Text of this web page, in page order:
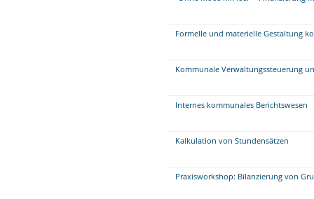
Formelle und materielle Gestaltung
Kommunale Verwaltungssteuerung
Internes kommunales Berichtswesen
Kalkulation von Stundensätzen
Praxisworkshop: Bilanzierung von